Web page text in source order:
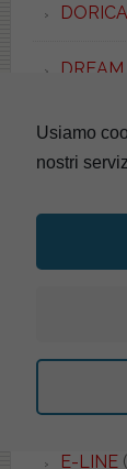
DORICA
DREAM
DUCCIO
E-LINE
Usiamo
nostri